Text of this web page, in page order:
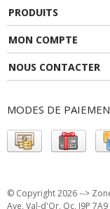
PRODUITS
MON COMPTE
NOUS CONTACTER
MODES DE
© Copyright 2026 -->
Ave, Val-d'Or, Qc, J9P